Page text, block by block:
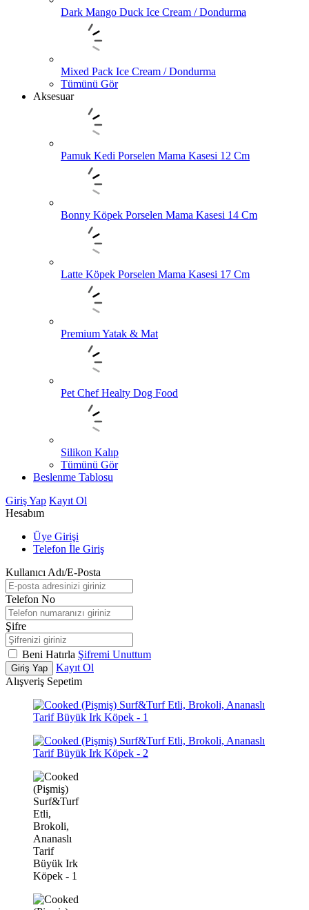
Dark Mango Duck Ice Cream / Dondurma
Mixed Pack Ice Cream / Dondurma
Tümünü Gör
Aksesuar
Pamuk Kedi Porselen Mama Kasesi 12 Cm
Bonny Köpek Porselen Mama Kasesi 14 Cm
Latte Köpek Porselen Mama Kasesi 17 Cm
Premium Yatak & Mat
Pet Chef Healty Dog Food
Silikon Kalıp
Tümünü Gör
Beslenme Tablosu
Giriş Yap Kayıt Ol
Hesabım
Üye Girişi
Telefon İle Giriş
Kullanıcı Adı/E-Posta
Telefon No
Şifre
Beni Hatırla Şifremi Unuttum
Giriş Yap
Kayıt Ol
Alışveriş Sepetim